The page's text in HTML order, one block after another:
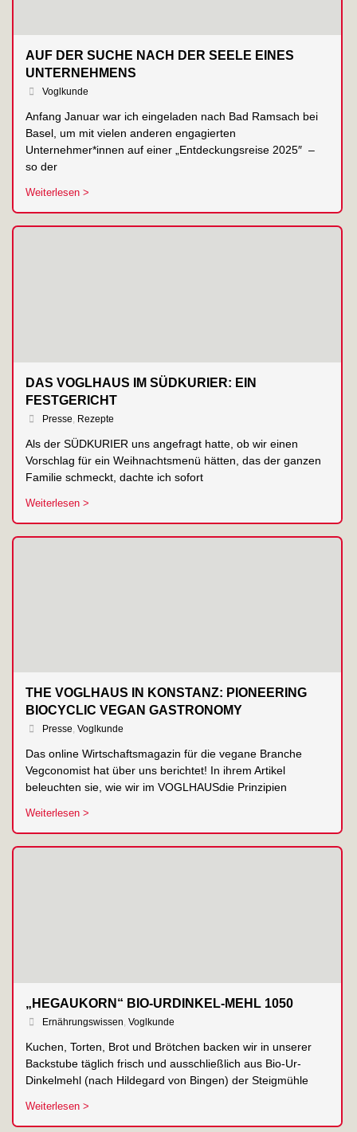
AUF DER SUCHE NACH DER SEELE EINES
UNTERNEHMENS
Voglkunde
Anfang Januar war ich eingeladen nach Bad Ramsach bei
Basel, um mit vielen anderen engagierten
Unternehmer*innen auf einer „Entdeckungsreise 2025″ –
so der
Weiterlesen >
DAS VOGLHAUS IM SÜDKURIER: EIN
FESTGERICHT
Presse Rezepte
Als der SÜDKURIER uns angefragt hatte, ob wir einen
Vorschlag für ein Weihnachtsmenü hätten, das der ganzen
Familie schmeckt, dachte ich sofort
Weiterlesen >
THE VOGLHAUS IN KONSTANZ: PIONEERING
BIOCYCLIC VEGAN GASTRONOMY
Presse, Voglkunde
Das online Wirtschaftsmagazin für die vegane Branche
Vegconomist hat über uns berichtet! In ihrem Artikel
beleuchten sie, wie wir im VOGLHAUSdie Prinzipien
Weiterlesen >
„HEGAUKORN“ BIO-URDINKEL-MEHL 1050
Ernährungswissen Voglkunde
Kuchen, Torten, Brot und Brötchen backen wir in unserer
Backstube täglich frisch und ausschließlich aus Bio-Ur-
Dinkelmehl (nach Hildegard von Bingen) der Steigmühle
Weiterlesen >